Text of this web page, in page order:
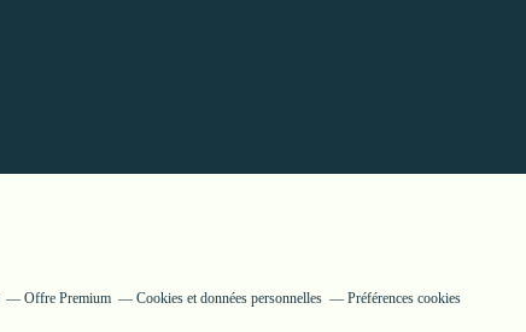
Offre Premium Cookies et données personnelles Préférences cookies